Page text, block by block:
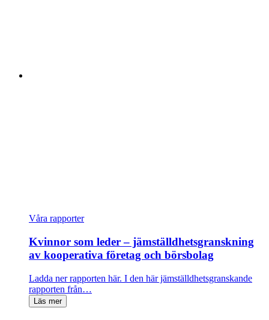
Våra rapporter
Kvinnor som leder – jämställdhetsgranskning
av kooperativa företag och börsbolag
Ladda ner rapporten här. I den här jämställdhetsgranskande
rapporten från…
Läs mer